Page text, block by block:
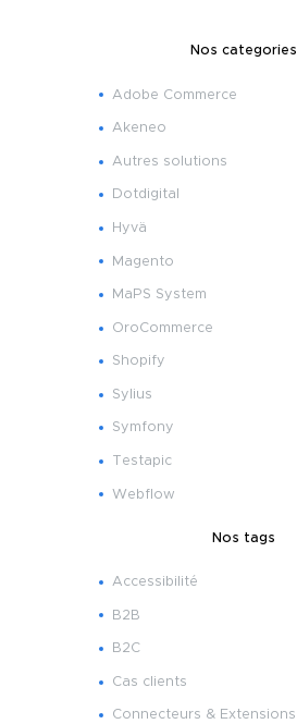
Nos categories
Adobe Commerce
Akeneo
Autres solutions
Dotdigital
Hyvä
Magento
MaPS System
OroCommerce
Shopify
Sylius
Symfony
Testapic
Webflow
Nos tags
Accessibilité
B2B
B2C
Cas clients
Connecteurs & Extensions